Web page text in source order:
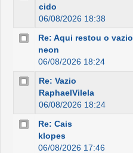
cido
06/08/2026 18:38
Re: Aqui restou o vazio
neon
06/08/2026 18:24
Re: Vazio
RaphaelVilela
06/08/2026 18:24
Re: Cais
klopes
06/08/2026 17:46